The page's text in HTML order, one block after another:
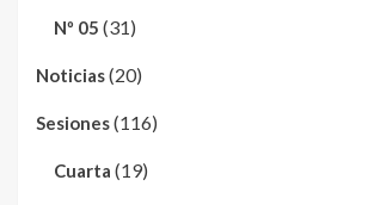
Nº 05 (31)
Noticias(20)
Sesiones(116)
Cuarta (19)